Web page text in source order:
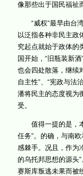
像那些出于国民福祉
“威权”最早由台湾
以泛指各种非民主政
究起点就始于政体的
国开始，“旧瓶装新
也会四处散落，继续
自主性”、“宪政与法
潘将民主的态度视为
受。
值得一提的是，本
任务”。的确，与南
感棘手。况且，作为
的乌托邦思想的源头
赛斯库叛逃未果而被